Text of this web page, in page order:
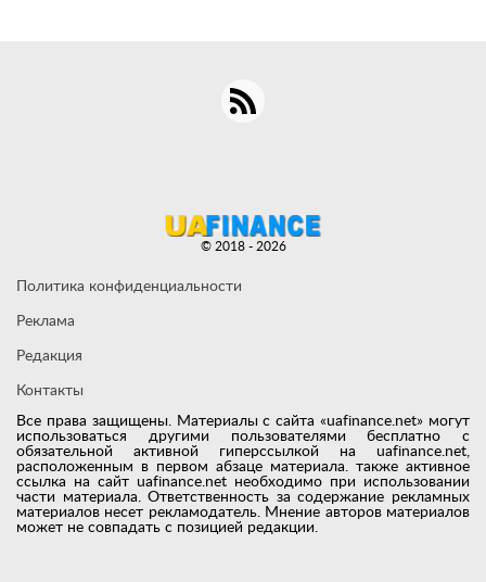
Все права защищены. Материалы с сайта «uafinance.net» могут
использоваться другими пользователями бесплатно с
обязательной активной гиперссылкой на uafinance.net,
расположенным в первом абзаце материала. также активное
ссылка на сайт uafinance.net необходимо при использовании
части материала. Ответственность за содержание рекламных
материалов несет рекламодатель. Мнение авторов материалов
может не совпадать с позицией редакции.
Политика конфиденциальности
Реклама
Редакция
Контакты
© 2018 - 2026